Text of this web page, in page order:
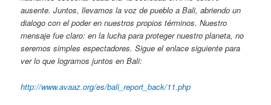
ausente. Juntos, llevamos la voz de pueblo a Bali, abriendo un
dialogo con el poder en nuestros propios términos. Nuestro
mensaje fue claro: en la lucha para proteger nuestro planeta, no
seremos simples espectadores. Sigue el enlace siguiente para
ver lo que logramos juntos en Bali:
http://www.avaaz.org/es/bali_report_back/11.php